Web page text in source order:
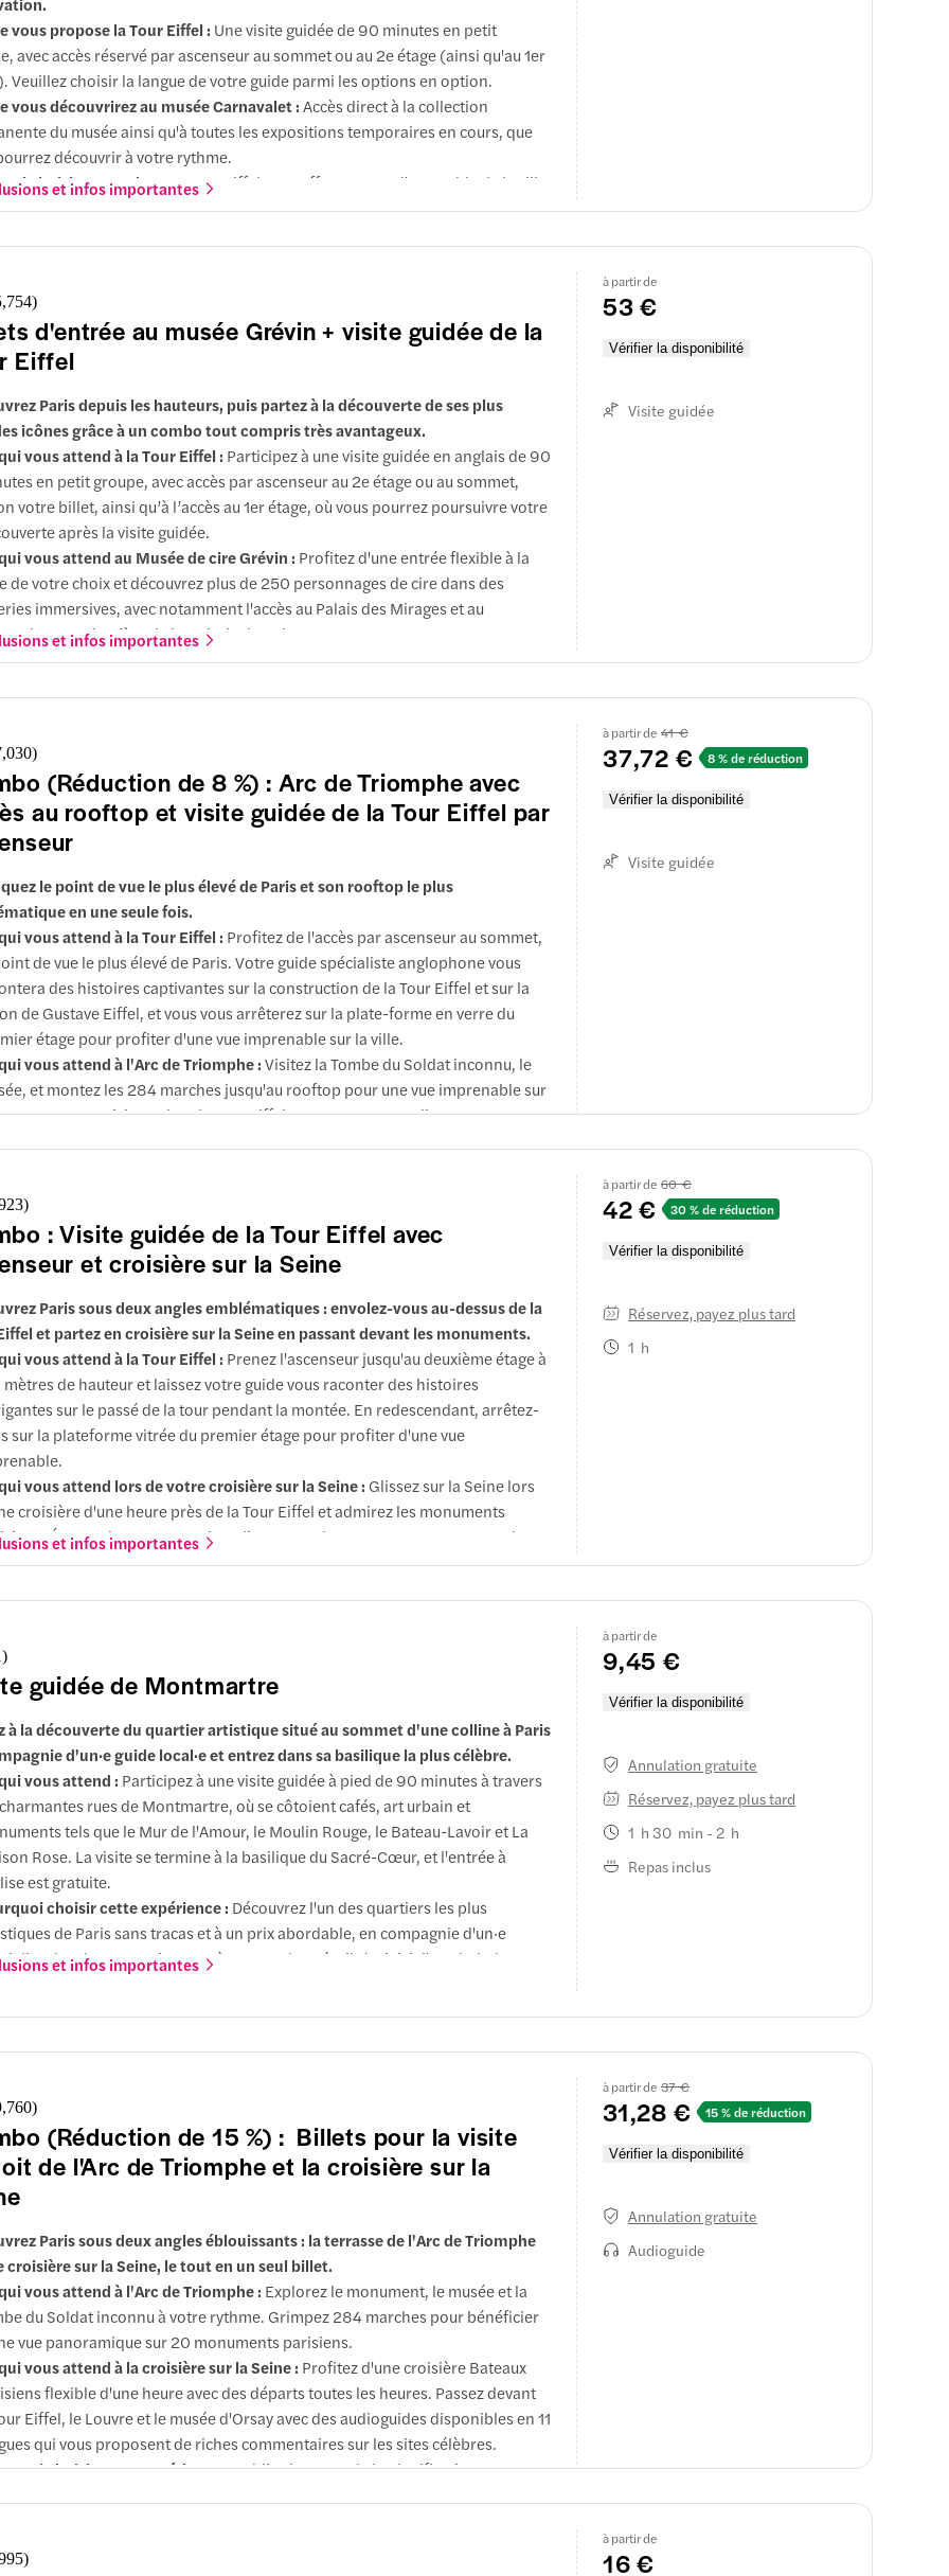
vous propose la Tour Eiffel : Une visite guidée de 90 minutes en petit
avec accès réservé par ascenseur au sommet ou au 2e étage (ainsi qu'au 1er
Veuillez choisir la langue de votre guide parmi les options en option.
vous découvrirez au musée Carnavalet :Accès direct à la collection
du musée ainsi qu'à toutes les expositions temporaires en cours, que
découvrir à votre rythme.
choisir ce combo: La Tour Eiffel vous offre une vue d'ensemble de la ville
des hauteurs, puis le musée Carnavalet vous explique comment Paris est
si vous souhaitez vous rendre au dernier étage de la tour ; choisissez le
si vous préférez un trajet en ascenseur plus court avec la visite guidée.
et infos importantes
)
d'entrée au musée Grévin + visite guidée de la
Eiffel
à partir de
53 €
Vérifier la disponibilité
Visite guidée
Paris depuis les hauteurs, puis partez à la découverte de ses plus
icônes grâce à un combo tout compris très avantageux.
vous attend à la Tour Eiffel : Participez à une visite guidée en anglais de 90
en petit groupe, avec accès par ascenseur au 2e étage ou au sommet,
votre billet, ainsi qu’à l’accès au 1er étage, où vous pourrez poursuivre votre
après la visite guidée.
vous attend au Musée de cire Grévin : Profitez d'une entrée flexible à la
de votre choix et découvrez plus de 250 personnages de cire dans des
immersives, avec notamment l'accès au Palais des Mirages et au
son et lumière de la Galerie des Glaces.
supplémentaires :Surclassez votre billet pour la Tour Eiffel pour accéder
de Paris avec une visite de musée à horaire libre : vous pourrez
profiter facilement de ces deux attractions tout en réalisant des économies
à une réservation séparée.
et infos importantes
)
(Réduction de 8 %) : Arc de Triomphe avec
au rooftop et visite guidée de la Tour Eiffel par
à partir de 41 €
37,72 € 8 % de réduction
Vérifier la disponibilité
Visite guidée
le point de vue le plus élevé de Paris et son rooftop le plus
en une seule fois.
vous attend à la Tour Eiffel : Profitez de l'accès par ascenseur au sommet,
de vue le plus élevé de Paris. Votre guide spécialiste anglophone vous
des histoires captivantes sur la construction de la Tour Eiffel et sur la
de Gustave Eiffel, et vous vous arrêterez sur la plate-forme en verre du
étage pour profiter d'une vue imprenable sur la ville.
vous attend à l'Arc de Triomphe :Visitez la Tombe du Soldat inconnu, le
et montez les 284 marches jusqu'au rooftop pour une vue imprenable sur
parisiens, dont la Tour Eiffel. Procurez-vous un livret
de la Tour Eiffel et au rooftop de l'Arc de Triomphe en une seule
Pas besoin de jongler avec les billets, pas de file d'attente de
minute, juste une journée facile et bien rythmée avec des vues
:Choisissez l'expérience qui vous convient, qu'il s'agisse d'une visite
au sommet ou au 2e étage, chacun offrant un panorama inoubliable de
et infos importantes
)
: Visite guidée de la Tour Eiffel avec
et croisière sur la Seine
à partir de 60 €
42 € 30 % de réduction
Vérifier la disponibilité
Réservez, payez plus tard
1 h
Paris sous deux angles emblématiques : envolez-vous au-dessus de la
et partez en croisière sur la Seine en passant devant les monuments.
vous attend à la Tour Eiffel : Prenez l'ascenseur jusqu'au deuxième étage à
mètres de hauteur et laissez votre guide vous raconter des histoires
sur le passé de la tour pendant la montée. En redescendant, arrêtez-
sur la plateforme vitrée du premier étage pour profiter d'une vue
vous attend lors de votre croisière sur la Seine : Glissez sur la Seine lors
croisière d'une heure près de la Tour Eiffel et admirez les monuments
Écoutez les commentaires directs pendant que vous passez sous des
historiques, notamment le Pont Neuf.
supplémentaires: Ajoutez l'accès au sommet pour bénéficier d'une vue
incroyables, le sommet offre un point de vue encore plus spectaculaire, ainsi
accès au bar à champagne qui s'y trouve.
et infos importantes
)
guidée de Montmartre
à partir de
9,45 €
Vérifier la disponibilité
Annulation gratuite
Réservez, payez plus tard
1 h 30 min - 2 h
Repas inclus
à la découverte du quartier artistique situé au sommet d'une colline à Paris
d'un·e guide local·e et entrez dans sa basilique la plus célèbre.
vous attend : Participez à une visite guidée à pied de 90 minutes à travers
rues de Montmartre, où se côtoient cafés, art urbain et
tels que le Mur de l'Amour, le Moulin Rouge, le Bateau-Lavoir et La
Rose. La visite se termine à la basilique du Sacré-Cœur, et l'entrée à
est gratuite.
choisir cette expérience : Découvrez l'un des quartiers les plus
de Paris sans tracas et à un prix abordable, en compagnie d'un·e
local·e. Contrairement à une randonnée, il s'agit ici d'une balade
supplémentaires :Ajoutez une visite du dôme de la basilique pour
et infos importantes
)
(Réduction de 15 %) : Billets pour la visite
de l'Arc de Triomphe et la croisière sur la
à partir de 37 €
31,28 € 15 % de réduction
Vérifier la disponibilité
Annulation gratuite
Audioguide
Paris sous deux angles éblouissants : la terrasse de l'Arc de Triomphe
croisière sur la Seine, le tout en un seul billet.
vous attend à l'Arc de Triomphe : Explorez le monument, le musée et la
du Soldat inconnu à votre rythme. Grimpez 284 marches pour bénéficier
vue panoramique sur 20 monuments parisiens.
vous attend à la croisière sur la Seine : Profitez d'une croisière Bateaux
flexible d'une heure avec des départs toutes les heures. Passez devant
Eiffel, le Louvre et le musée d'Orsay avec des audioguides disponibles en 11
qui vous proposent de riches commentaires sur les sites célèbres.
choisir cette expérience :Oubliez le stress de la planification. Ce
et infos importantes
)
à partir de
16 €